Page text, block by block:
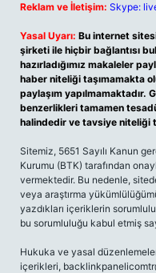
Reklam ve İletişim: Skype:
Yasal Uyarı: Bu internet
şirketi ile hiçbir bağlantısı
hazırladığımız makaleler
haber niteliği taşımamakta
paylaşım yapılmamaktadır.
benzerlikleri tamamen
halindedir ve tavsiye niteliği
Sitemiz, 5651 Sayılı Kanun
Kurumu (BTK) tarafından
vermektedir. Bu nedenle,
veya araştırma
yazdıkları içeriklerin
bu sorumluluğu kabul etmiş
Hukuka ve yasal
içerikleri,